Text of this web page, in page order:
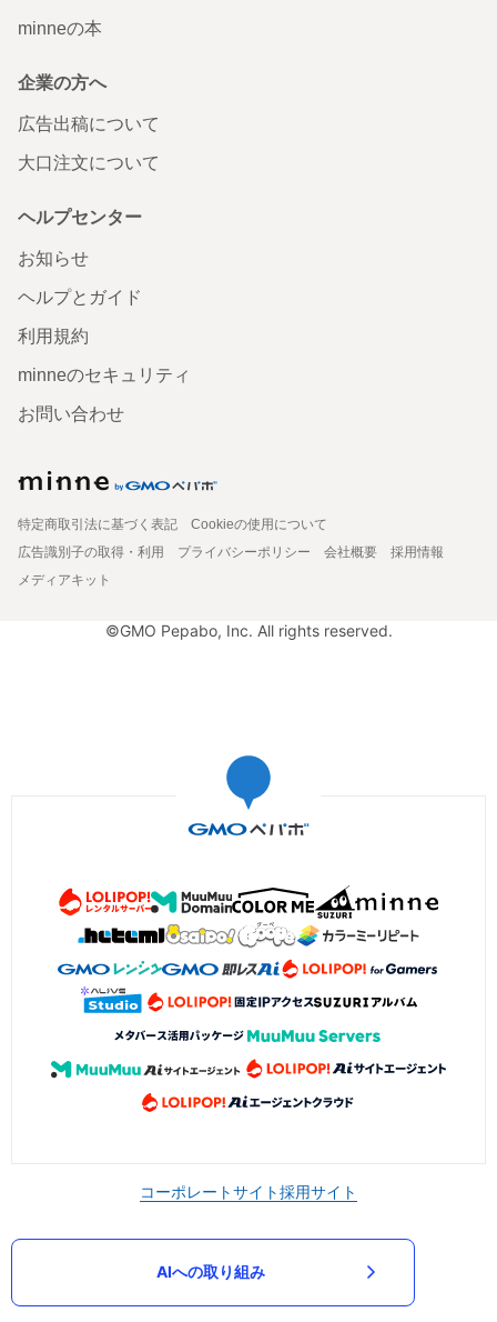
minneの本
企業の方へ
広告出稿について
大口注文について
ヘルプセンター
お知らせ
ヘルプとガイド
利用規約
minneのセキュリティ
お問い合わせ
特定商取引法に基づく表記
Cookieの使用について
広告識別子の取得・利用
プライバシーポリシー 会社概要
採用情報
メディアキット
©GMO Pepabo, Inc. All rights reserved.
コーポレートサイト採用サイト
AIへの取り組み